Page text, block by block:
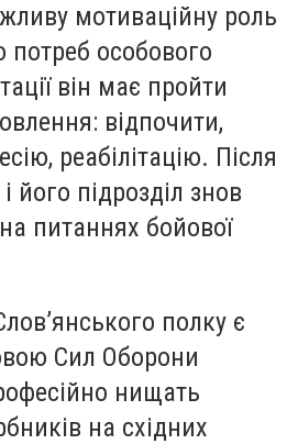
мотиваційну роль
потреб особового
він має пройти
відпочити,
реабілітацію. Після
його підрозділ знов
питаннях бойової
полку є
Сил Оборони
нищать
на східних